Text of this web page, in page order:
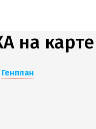
на карте
Генплан